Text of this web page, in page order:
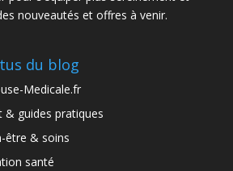
nouveautés et offres à venir.
du blog
Medicale.fr
& guides pratiques
être & soins
santé